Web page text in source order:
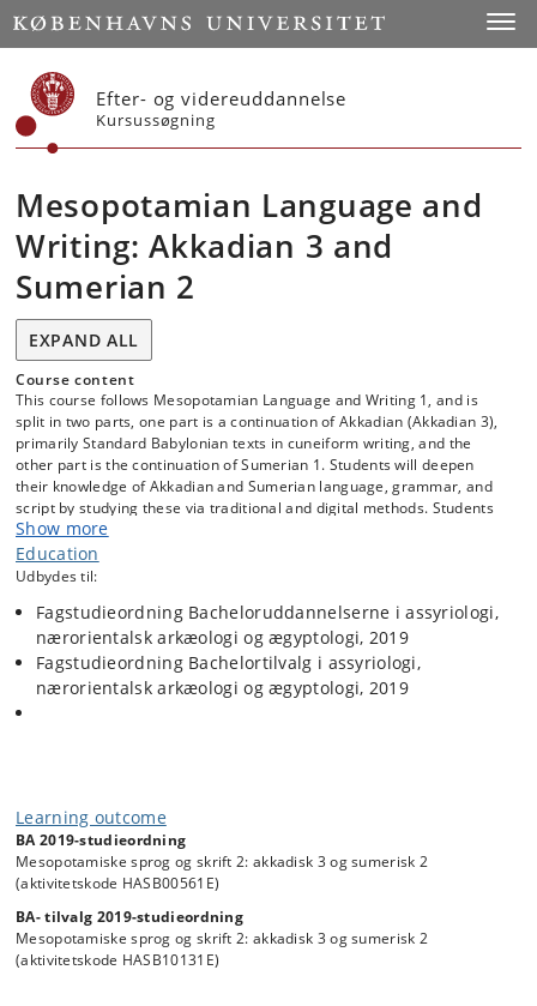
Start
Efter- og videreuddannelse
Kursussøgning
Mesopotamian Language and
Writing: Akkadian 3 and
Sumerian 2
EXPAND ALL
Course content
This course follows Mesopotamian Language and Writing 1, and is
split in two parts, one part is a continuation of Akkadian (Akkadian 3),
primarily Standard Babylonian texts in cuneiform writing, and the
other part is the continuation of Sumerian 1. Students will deepen
their knowledge of Akkadian and Sumerian language, grammar, and
script by studying these via traditional and digital methods. Students
will also acquire a critical approach when using traditional and digital
tools in text analysis. During the course, we will discuss digital storage
and use of data from ancient texts
Show more
Education
Udbydes til:
Fagstudieordning Bacheloruddannelserne i assyriologi,
nærorientalsk arkæologi og ægyptologi, 2019
Fagstudieordning Bachelortilvalg i assyriologi,
nærorientalsk arkæologi og ægyptologi, 2019
Learning outcome
BA 2019-studieordning
Mesopotamiske sprog og skrift 2: akkadisk 3 og sumerisk 2
(aktivitetskode HASB00561E)
BA- tilvalg 2019-studieordning
Mesopotamiske sprog og skrift 2: akkadisk 3 og sumerisk 2
(aktivitetskode HASB10131E)